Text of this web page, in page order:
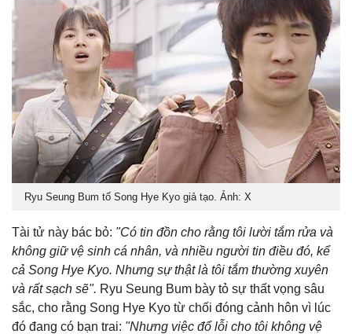
Ryu Seung Bum tố Song Hye Kyo giả tạo. Ảnh: X
Tài tử này bác bỏ: "Có tin đồn cho rằng tôi lười tắm rửa và
không giữ vệ sinh cá nhân, và nhiều người tin điều đó, kể
cả Song Hye Kyo. Nhưng sự thật là tôi tắm thường xuyên
và rất sạch sẽ". Ryu Seung Bum bày tỏ sự thất vọng sâu
sắc, cho rằng Song Hye Kyo từ chối đóng cảnh hôn vì lúc
đó đang có bạn trai: "Nhưng việc đổ lỗi cho tôi không vệ